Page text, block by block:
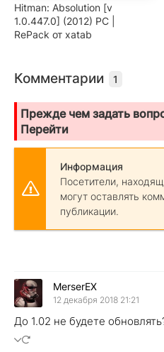
Hitman: Absolution [v
1.0.447.0] (2012) PC |
RePack от xatab
Комментарии 1
Прежде чем задать
Перейти
Информация
Посетители,
могут оставлять
публикации.
MerserEX
12 декабря 2018 21:21
До 1.02 не будете